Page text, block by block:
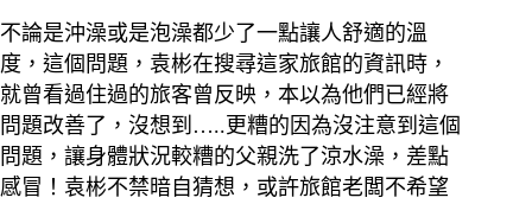
不論是沖澡或是泡澡都少了一點讓人舒適的溫
度，這個問題，袁彬在搜尋這家旅館的資訊時，
就曾看過住過的旅客曾反映，本以為他們已經將
問題改善了，沒想到…..更糟的因為沒注意到這個
問題，讓身體狀況較糟的父親洗了涼水澡，差點
感冒！袁彬不禁暗自猜想，或許旅館老闆不希望